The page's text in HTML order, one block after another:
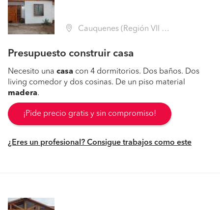
Cauquenes (Región VII Maule - Cauquenes)
Presupuesto construir casa
Necesito una casa con 4 dormitorios. Dos baños. Dos
living comedor y dos cosinas. De un piso material
madera.
¡Pide precio gratis y sin compromiso!
¿Eres un profesional? Consigue trabajos como este